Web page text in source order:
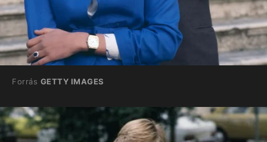
Forrás GETTY IMAGES